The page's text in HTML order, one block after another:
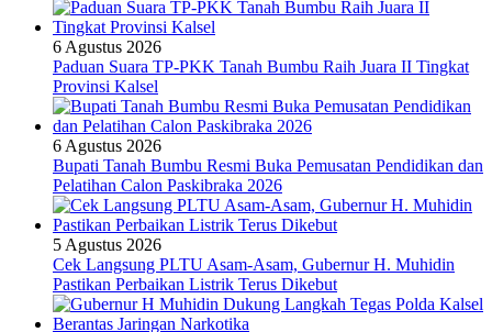
6 Agustus 2026
Paduan Suara TP-PKK Tanah Bumbu Raih Juara II Tingkat
Provinsi Kalsel
6 Agustus 2026
Bupati Tanah Bumbu Resmi Buka Pemusatan Pendidikan dan
Pelatihan Calon Paskibraka 2026
5 Agustus 2026
Cek Langsung PLTU Asam-Asam, Gubernur H. Muhidin
Pastikan Perbaikan Listrik Terus Dikebut